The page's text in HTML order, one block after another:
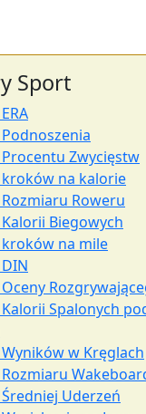
Sport
Zwycięstw
na kalorie
Roweru
Biegowych
na mile
Spalonych
w Kręglach
Uderzeń